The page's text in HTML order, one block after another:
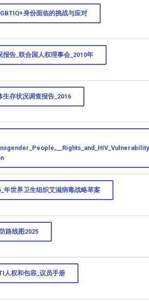
身份面临的挑战与应对
报告_联合国人权理事会_2010年
生存状况调查报告_2016
年世界卫生组织艾滋病毒战略草案
路线图2025
人权和包容_议员手册